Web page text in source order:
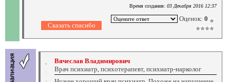
Время создания: 03 Декабря 2016 12:37
Оценок: 0
Вячеслав Владимирович
Врач психиатр, психотерапевт, психиатр-нарколог